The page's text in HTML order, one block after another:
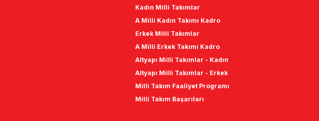
Kadın Milli Takımlar
A Milli Kadın Takımı Kadro
Erkek Milli Takımlar
A Milli Erkek Takımı Kadro
Altyapı Milli Takımlar - Kadın
Altyapı Milli Takımlar - Erkek
Milli Takım Faaliyet Programı
Milli Takım Başarıları